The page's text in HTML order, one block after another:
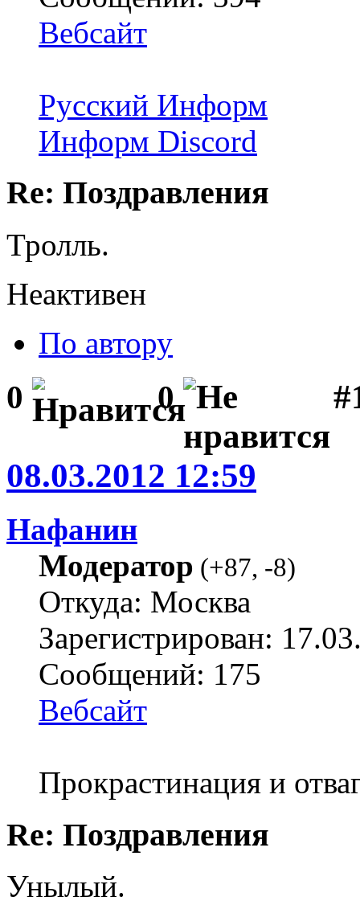
Вебсайт
Русский Информ
Информ Discord
Re: Поздравления
Тролль.
Неактивен
По автору
0 0
08.03.2012 12:59
Нафанин
Модератор (+87, -8)
Откуда: Москва
Зарегистрирован:
Сообщений: 175
Вебсайт
Прокрастинация и
Re: Поздравления
Унылый.